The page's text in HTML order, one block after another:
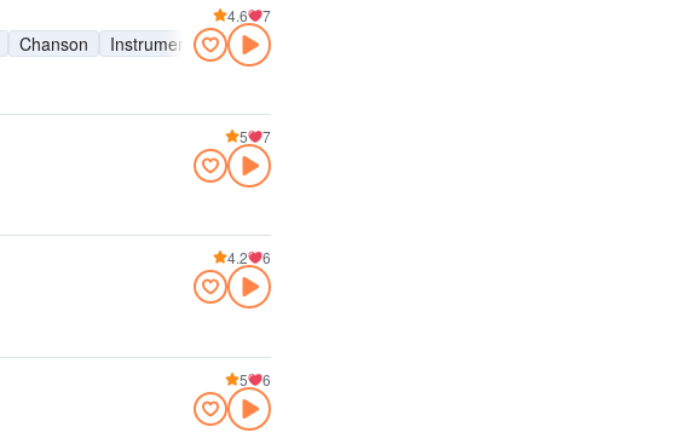
Chanson Instrumental
Hits
4.6 7
5 7
4.2 6
5 6